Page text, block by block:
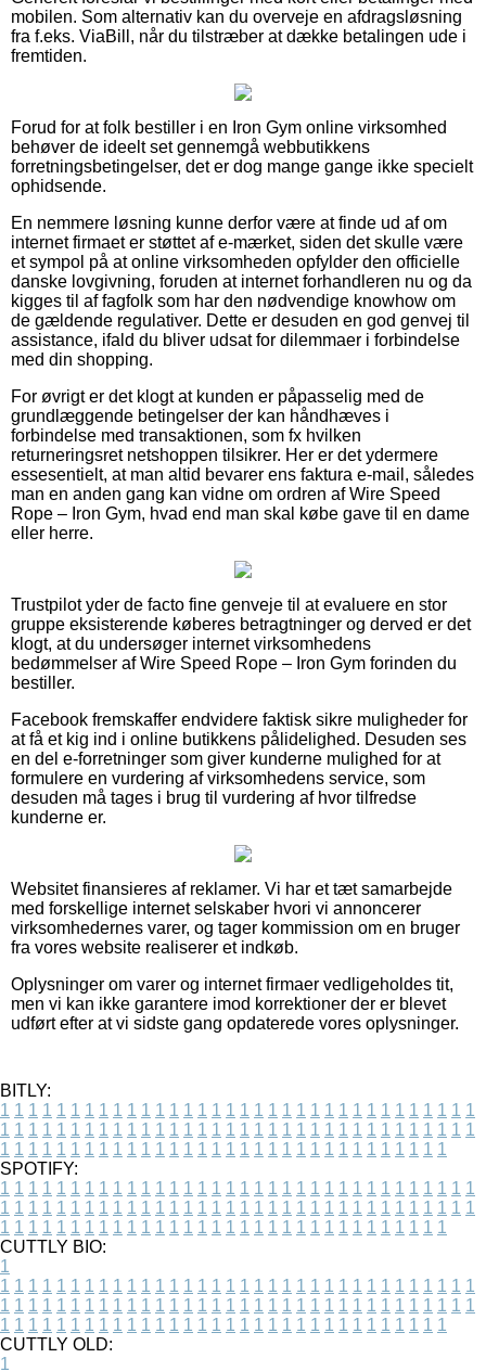
mobilen. Som alternativ kan du overveje en afdragsløsning
fra f.eks. ViaBill, når du tilstræber at dække betalingen ude i
fremtiden.
Forud for at folk bestiller i en Iron Gym online virksomhed
behøver de ideelt set gennemgå webbutikkens
forretningsbetingelser, det er dog mange gange ikke specielt
ophidsende.
En nemmere løsning kunne derfor være at finde ud af om
internet firmaet er støttet af e-mærket, siden det skulle være
et sympol på at online virksomheden opfylder den officielle
danske lovgivning, foruden at internet forhandleren nu og da
kigges til af fagfolk som har den nødvendige knowhow om
de gældende regulativer. Dette er desuden en god genvej til
assistance, ifald du bliver udsat for dilemmaer i forbindelse
med din shopping.
For øvrigt er det klogt at kunden er påpasselig med de
grundlæggende betingelser der kan håndhæves i
forbindelse med transaktionen, som fx hvilken
returneringsret netshoppen tilsikrer. Her er det ydermere
essesentielt, at man altid bevarer ens faktura e-mail, således
man en anden gang kan vidne om ordren af Wire Speed
Rope – Iron Gym, hvad end man skal købe gave til en dame
eller herre.
Trustpilot yder de facto fine genveje til at evaluere en stor
gruppe eksisterende køberes betragtninger og derved er det
klogt, at du undersøger internet virksomhedens
bedømmelser af Wire Speed Rope – Iron Gym forinden du
bestiller.
Facebook fremskaffer endvidere faktisk sikre muligheder for
at få et kig ind i online butikkens pålidelighed. Desuden ses
en del e-forretninger som giver kunderne mulighed for at
formulere en vurdering af virksomhedens service, som
desuden må tages i brug til vurdering af hvor tilfredse
kunderne er.
Websitet finansieres af reklamer. Vi har et tæt samarbejde
med forskellige internet selskaber hvori vi annoncerer
virksomhedernes varer, og tager kommission om en bruger
fra vores website realiserer et indkøb.
Oplysninger om varer og internet firmaer vedligeholdes tit,
men vi kan ikke garantere imod korrektioner der er blevet
udført efter at vi sidste gang opdaterede vores oplysninger.
BITLY:
1 1 1 1 1 1 1 1 1 1 1 1 1 1 1 1 1 1 1 1 1 1 1 1 1 1 1 1 1 1 1 1 1 1
1 1 1 1 1 1 1 1 1 1 1 1 1 1 1 1 1 1 1 1 1 1 1 1 1 1 1 1 1 1 1 1 1 1
1 1 1 1 1 1 1 1 1 1 1 1 1 1 1 1 1 1 1 1 1 1 1 1 1 1 1 1 1 1 1 1
SPOTIFY:
1 1 1 1 1 1 1 1 1 1 1 1 1 1 1 1 1 1 1 1 1 1 1 1 1 1 1 1 1 1 1 1 1 1
1 1 1 1 1 1 1 1 1 1 1 1 1 1 1 1 1 1 1 1 1 1 1 1 1 1 1 1 1 1 1 1 1 1
1 1 1 1 1 1 1 1 1 1 1 1 1 1 1 1 1 1 1 1 1 1 1 1 1 1 1 1 1 1 1 1
CUTTLY BIO:
1
1 1 1 1 1 1 1 1 1 1 1 1 1 1 1 1 1 1 1 1 1 1 1 1 1 1 1 1 1 1 1 1 1 1
1 1 1 1 1 1 1 1 1 1 1 1 1 1 1 1 1 1 1 1 1 1 1 1 1 1 1 1 1 1 1 1 1 1
1 1 1 1 1 1 1 1 1 1 1 1 1 1 1 1 1 1 1 1 1 1 1 1 1 1 1 1 1 1 1 1
CUTTLY OLD:
1